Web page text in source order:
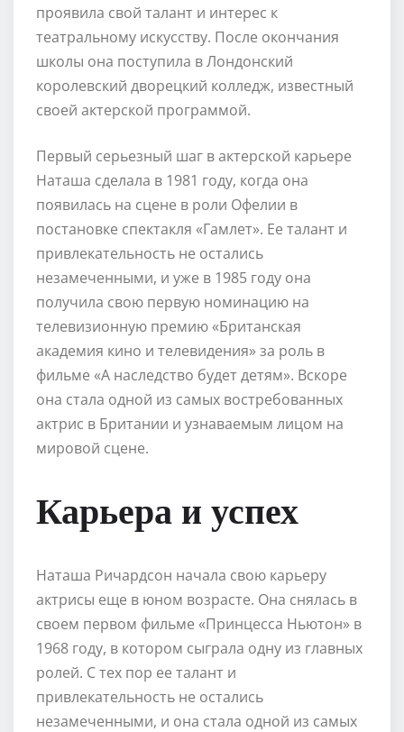
проявила свой талант и интерес к
театральному искусству. После окончания
школы она поступила в Лондонский
королевский дворецкий колледж, известный
своей актерской программой.
Первый серьезный шаг в актерской карьере
Наташа сделала в 1981 году, когда она
появилась на сцене в роли Офелии в
постановке спектакля «Гамлет». Ее талант и
привлекательность не остались
незамеченными, и уже в 1985 году она
получила свою первую номинацию на
телевизионную премию «Британская
академия кино и телевидения» за роль в
фильме «А наследство будет детям». Вскоре
она стала одной из самых востребованных
актрис в Британии и узнаваемым лицом на
мировой сцене.
Карьера и успех
Наташа Ричардсон начала свою карьеру
актрисы еще в юном возрасте. Она снялась в
своем первом фильме «Принцесса Ньютон» в
1968 году, в котором сыграла одну из главных
ролей. С тех пор ее талант и
привлекательность не остались
незамеченными, и она стала одной из самых